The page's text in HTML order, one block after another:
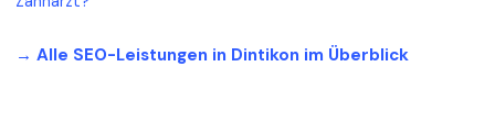
→ Alle SEO-Leistungen in Dintikon im Überblick